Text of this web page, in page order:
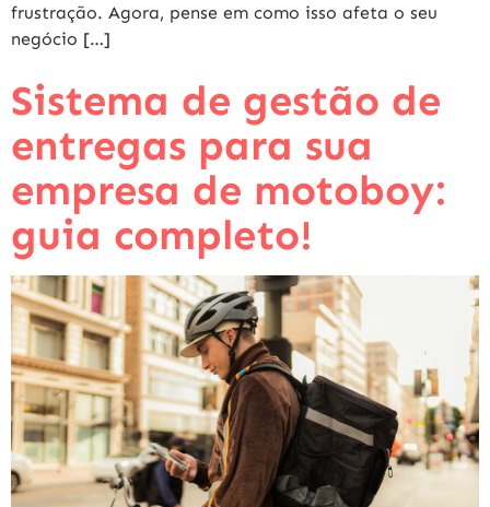
frustração. Agora, pense em como isso afeta o seu
negócio […]
Sistema de gestão de
entregas para sua
empresa de motoboy:
guia completo!